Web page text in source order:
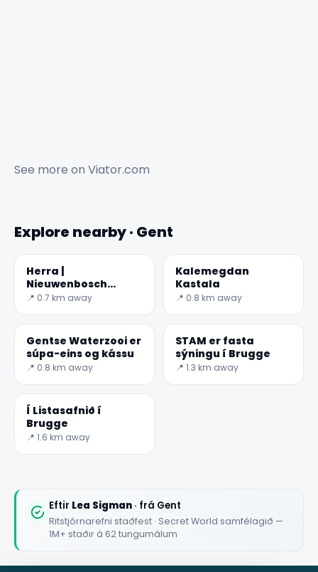
See more on Viator.com
Explore nearby · Gent
Herra |
Nieuwenbosch
Abbey
📍 0.7 km away
Kalemegdan
Kastala
📍 0.8 km away
Gentse Waterzooi er
súpa-eins og kássu
📍 0.8 km away
STAM er fasta
sýningu í Brugge
📍 1.3 km away
Í Listasafnið í
Brugge
📍 1.6 km away
Eftir Lea Sigman · frá Gent
Ritstjórnarefni staðfest · Secret World samfélagið —
1M+ staðir á 62 tungumálum
✕
★★★★★